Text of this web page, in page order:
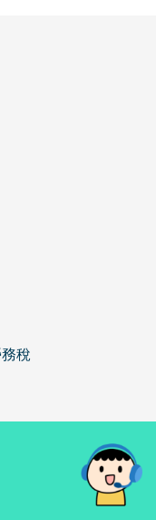
稅